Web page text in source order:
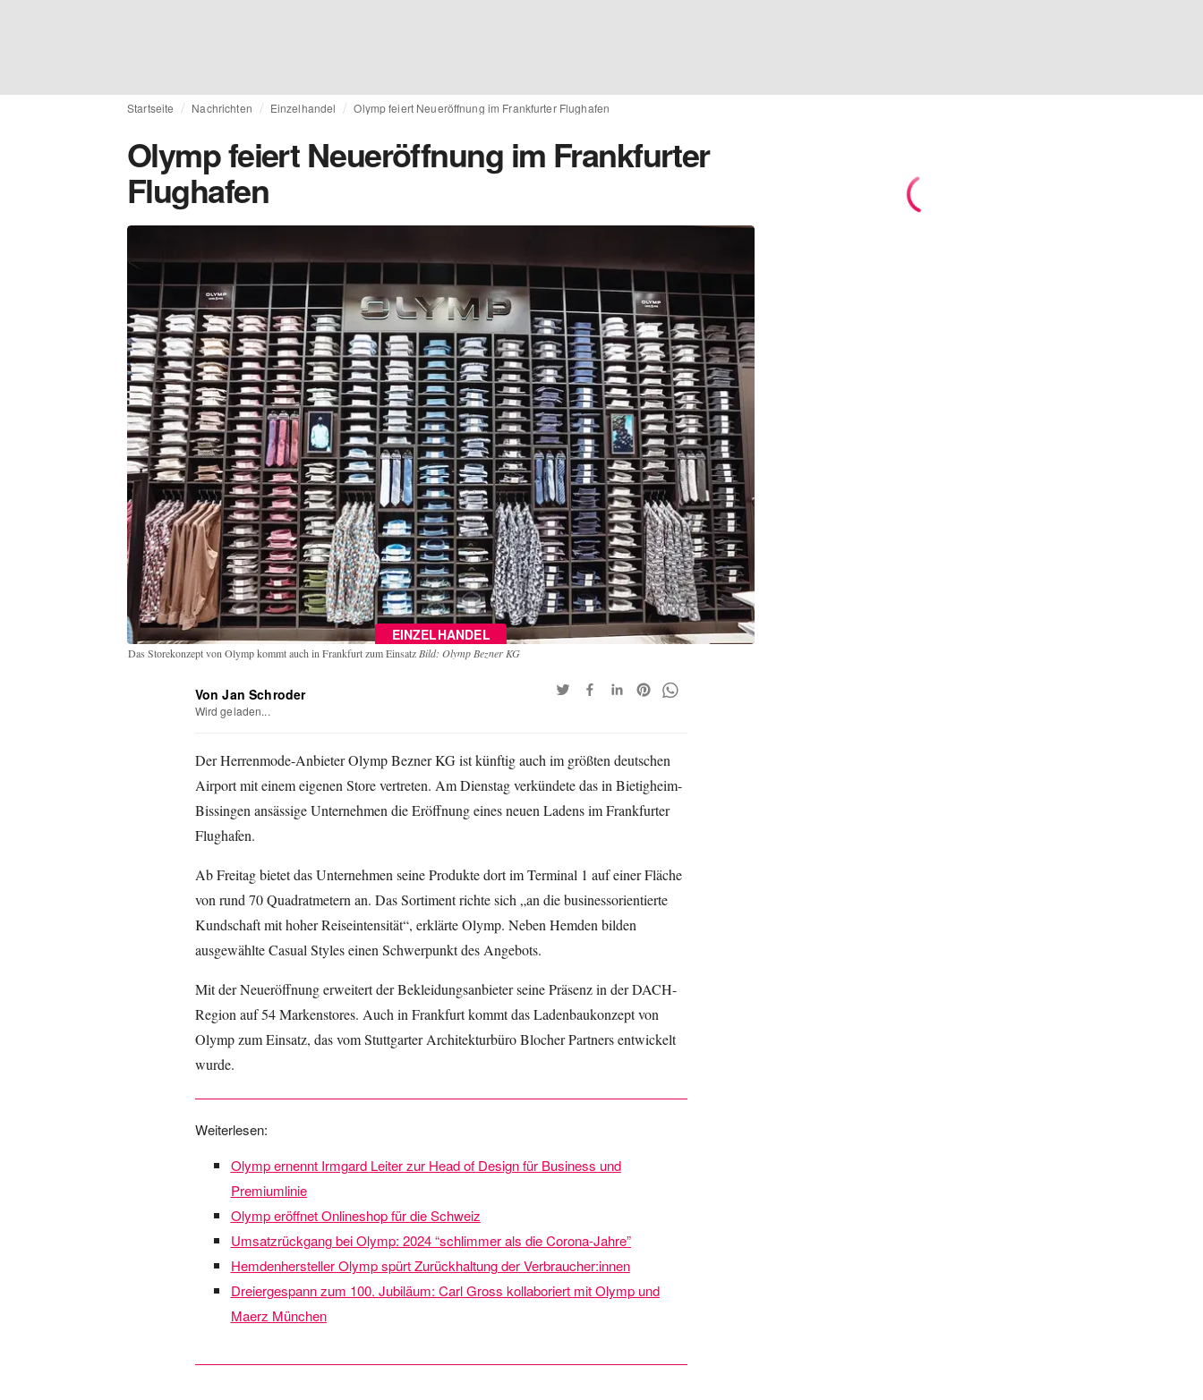
Startseite Nachrichten Einzelhandel Olymp feiert Neueröffnung im Frankfurter Flughafen
Olymp feiert Neueröffnung im Frankfurter
Flughafen
EINZELHANDEL
Das Storekonzept von Olymp kommt auch in Frankfurt zum Einsatz Bild: Olymp Bezner KG
Von Jan Schroder
Wird geladen...
Der Herrenmode-Anbieter Olymp Bezner KG ist künftig auch im größten deutschen
Airport mit einem eigenen Store vertreten. Am Dienstag verkündete das in Bietigheim-
Bissingen ansässige Unternehmen die Eröffnung eines neuen Ladens im Frankfurter
Flughafen.
Ab Freitag bietet das Unternehmen seine Produkte dort im Terminal 1 auf einer Fläche
von rund 70 Quadratmetern an. Das Sortiment richte sich „an die businessorientierte
Kundschaft mit hoher Reiseintensität“, erklärte Olymp. Neben Hemden bilden
ausgewählte Casual Styles einen Schwerpunkt des Angebots.
Mit der Neueröffnung erweitert der Bekleidungsanbieter seine Präsenz in der DACH-
Region auf 54 Markenstores. Auch in Frankfurt kommt das Ladenbaukonzept von
Olymp zum Einsatz, das vom Stuttgarter Architekturbüro Blocher Partners entwickelt
wurde.
Weiterlesen:
Olymp ernennt Irmgard Leiter zur Head of Design für Business und
Premiumlinie
Olymp eröffnet Onlineshop für die Schweiz
Umsatzrückgang bei Olymp: 2024 “schlimmer als die Corona-Jahre”
Hemdenhersteller Olymp spürt Zurückhaltung der Verbraucher:innen
Dreiergespann zum 100. Jubiläum: Carl Gross kollaboriert mit Olymp und
Maerz München